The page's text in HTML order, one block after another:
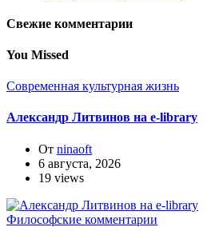
Свежие комментарии
You Missed
Современная культурная жизнь
Александр Литвинов на e-library
От ninaoft
6 августа, 2026
19 views
Философские комментарии